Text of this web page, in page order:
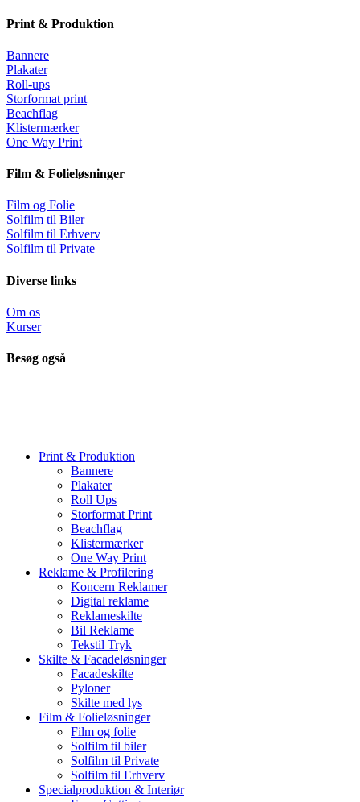
Print & Produktion
Bannere
Plakater
Roll-ups
Storformat print
Beachflag
Klistermærker
One Way Print
Film & Folieløsninger
Film og Folie
Solfilm til Biler
Solfilm til Erhverv
Solfilm til Private
Diverse links
Om os
Kurser
Besøg også
Print & Produktion
Bannere
Plakater
Roll Ups
Storformat Print
Beachflag
Klistermærker
One Way Print
Reklame & Profilering
Koncern Reklamer
Digital reklame
Reklameskilte
Bil Reklame
Tekstil Tryk
Skilte & Facadeløsninger
Facadeskilte
Pyloner
Skilte med lys
Film & Folieløsninger
Film og folie
Solfilm til biler
Solfilm til Private
Solfilm til Erhverv
Specialproduktion & Interiør